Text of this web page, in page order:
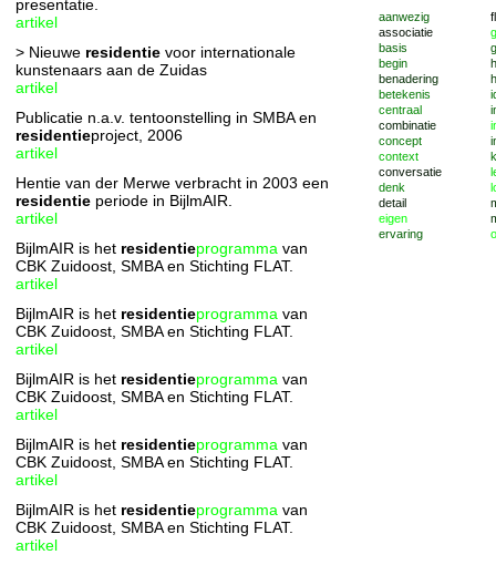
presentatie.
artikel
> Nieuwe residentie voor internationale
kunstenaars aan de Zuidas
artikel
Publicatie n.a.v. tentoonstelling in SMBA en
residentieproject, 2006
artikel
Hentie van der Merwe verbracht in 2003 een
residentie periode in BijlmAIR.
artikel
BijlmAIR is het residentieprogramma van
CBK Zuidoost, SMBA en Stichting FLAT.
artikel
BijlmAIR is het residentieprogramma van
CBK Zuidoost, SMBA en Stichting FLAT.
artikel
BijlmAIR is het residentieprogramma van
CBK Zuidoost, SMBA en Stichting FLAT.
artikel
BijlmAIR is het residentieprogramma van
CBK Zuidoost, SMBA en Stichting FLAT.
artikel
BijlmAIR is het residentieprogramma van
CBK Zuidoost, SMBA en Stichting FLAT.
artikel
aanwezig
associatie
basis
begin
benadering
betekenis
centraal
combinatie
concept
context
conversatie
denk
detail
eigen
ervaring